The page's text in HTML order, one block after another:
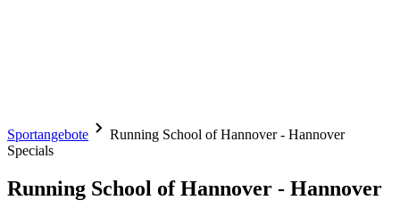
Sportangebote
Running School of Hannover - Hannover
Specials
Running School of Hannover - Hannover